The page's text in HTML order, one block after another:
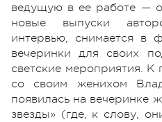
ведущую в ее работе —
новые выпуски
интервью, снимается в
вечеринки для своих
светские мероприятия. К
со своим женихом
появилась на вечеринке
звезды» (где, к слову,